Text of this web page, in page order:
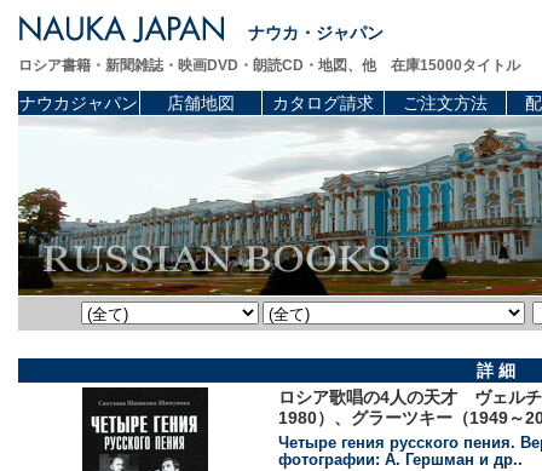
ナウカ・ジャパン
ロシア書籍・新聞雑誌・映画DVD・朗読CD・地図、他 在庫15000タイトル
ナウカジャパン 店舗地図 カタログ請求 ご注文方法
詳 細
ロシア歌唱の4人の天才 ヴェル
1980）、グラーツキー（1949～
Четыре гения русского пения.
фотографии: А. Гершман и др..